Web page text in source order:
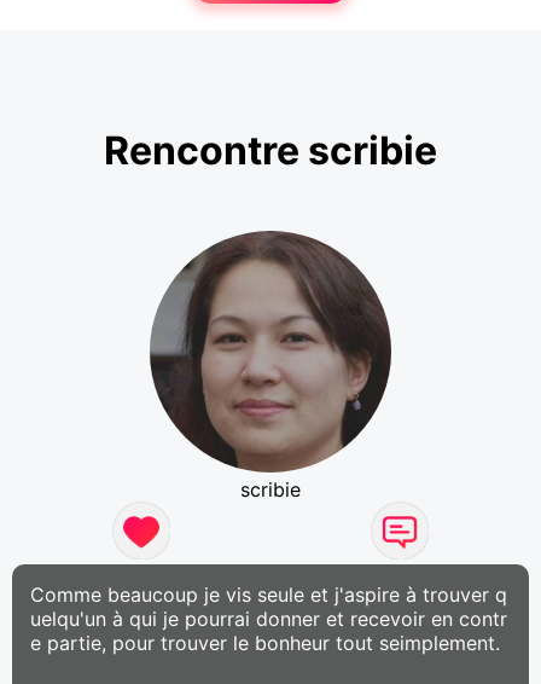
Rencontre scribie
scribie
Comme beaucoup je vis seule et j'aspire à trouver q
uelqu'un à qui je pourrai donner et recevoir en contr
e partie, pour trouver le bonheur tout seimplement.